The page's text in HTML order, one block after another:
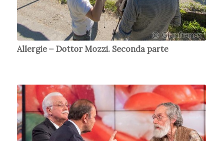
Allergie – Dottor Mozzi. Seconda parte